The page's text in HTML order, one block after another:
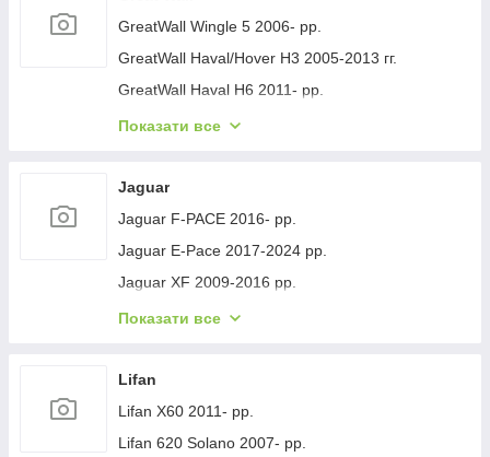
Geely Emgrand X7 2011- рр.
Geely LC Cross 2008-2016 гг.
Geely MK 2006-2014 рр.
Geely MK Cross 2010-2016 рр.
GreatWall Wingle 5 2006- рр.
GreatWall Haval/Hover H3 2005-2013 гг.
GreatWall Haval H6 2011- рр.
GreatWall Haval F7 2018-2024 рр.
Показати все
Jaguar
Jaguar F-PACE 2016- рр.
Jaguar E-Pace 2017-2024 рр.
Jaguar XF 2009-2016 рр.
Jaguar XF 2016- рр.
Jaguar XJ 2010-хв.
Показати все
Lifan
Lifan X60 2011- рр.
Lifan 620 Solano 2007- рр.